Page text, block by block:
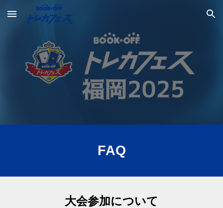
Skip to main content Skip to navigation
FAQ
大会参加について